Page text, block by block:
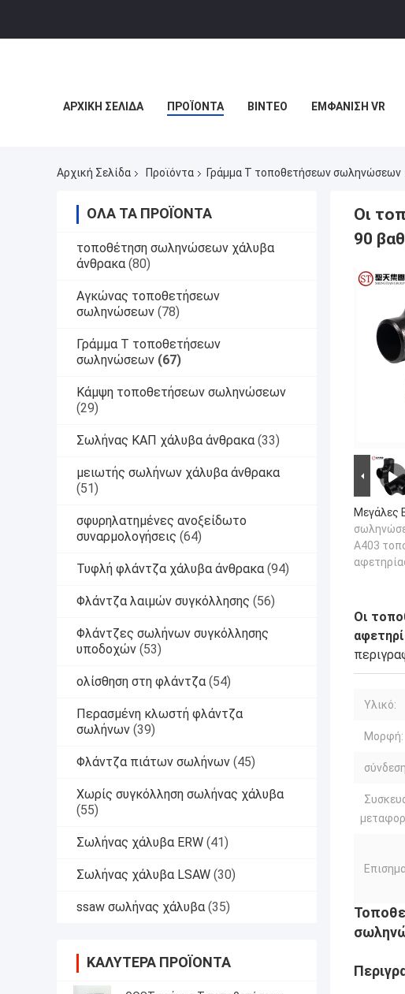
ΑΡΧΙΚΉ ΣΕΛΊΔΑ ΠΡΟΪΌΝΤΑ ΒΊΝΤΕΟ ΕΜΦΆΝΙΣΗ VR
Αρχική Σελίδα Προϊόντα Γράμμα Τ τοποθετήσεων σωληνώσεων
ΌΛΑ ΤΑ ΠΡΟΪΌΝΤΑ
τοποθέτηση σωληνώσεων χάλυβα
άνθρακα (80)
Αγκώνας τοποθετήσεων
σωληνώσεων (78)
Γράμμα Τ τοποθετήσεων
σωληνώσεων (67)
Κάμψη τοποθετήσεων σωληνώσεων
(29)
Σωλήνας ΚΑΠ χάλυβα άνθρακα (33)
μειωτής σωλήνων χάλυβα άνθρακα
(51)
σφυρηλατημένες ανοξείδωτο
συναρμολογήσεις (64)
Τυφλή φλάντζα χάλυβα άνθρακα (94)
Φλάντζα λαιμών συγκόλλησης (56)
Φλάντζες σωλήνων συγκόλλησης
υποδοχών (53)
ολίσθηση στη φλάντζα (54)
Περασμένη κλωστή φλάντζα
σωλήνων (39)
Φλάντζα πιάτων σωλήνων (45)
Χωρίς συγκόλληση σωλήνας χάλυβα
(55)
Σωλήνας χάλυβα ERW (41)
Σωλήνας χάλυβα LSAW (30)
ssaw σωλήνας χάλυβα (35)
ΚΑΛΎΤΕΡΑ ΠΡΟΪΌΝΤΑ
Οι
90
Μεγάλες
A403
Οι
Υλικό:
Μορφή: